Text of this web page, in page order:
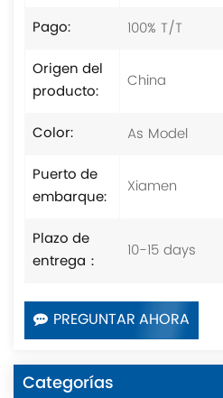
Pago:
100% T/T
Origen del
producto:
China
Color:
As Model
Puerto de
embarque:
Xiamen
Plazo de
entrega：
10-15 days
PREGUNTAR AHORA
Categorías